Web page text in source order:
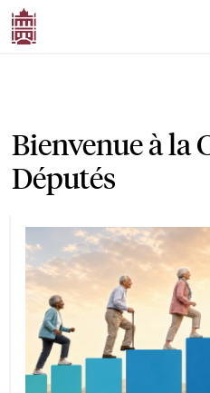
Bienvenue à la
Députés